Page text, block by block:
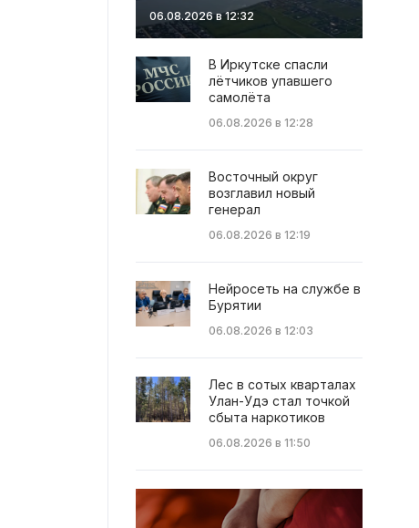
06.08.2026 в 12:32
В Иркутске спасли
лётчиков упавшего
самолёта
06.08.2026 в 12:28
Восточный округ
возглавил новый
генерал
06.08.2026 в 12:19
Нейросеть на службе в
Бурятии
06.08.2026 в 12:03
Лес в сотых кварталах
Улан-Удэ стал точкой
сбыта наркотиков
06.08.2026 в 11:50